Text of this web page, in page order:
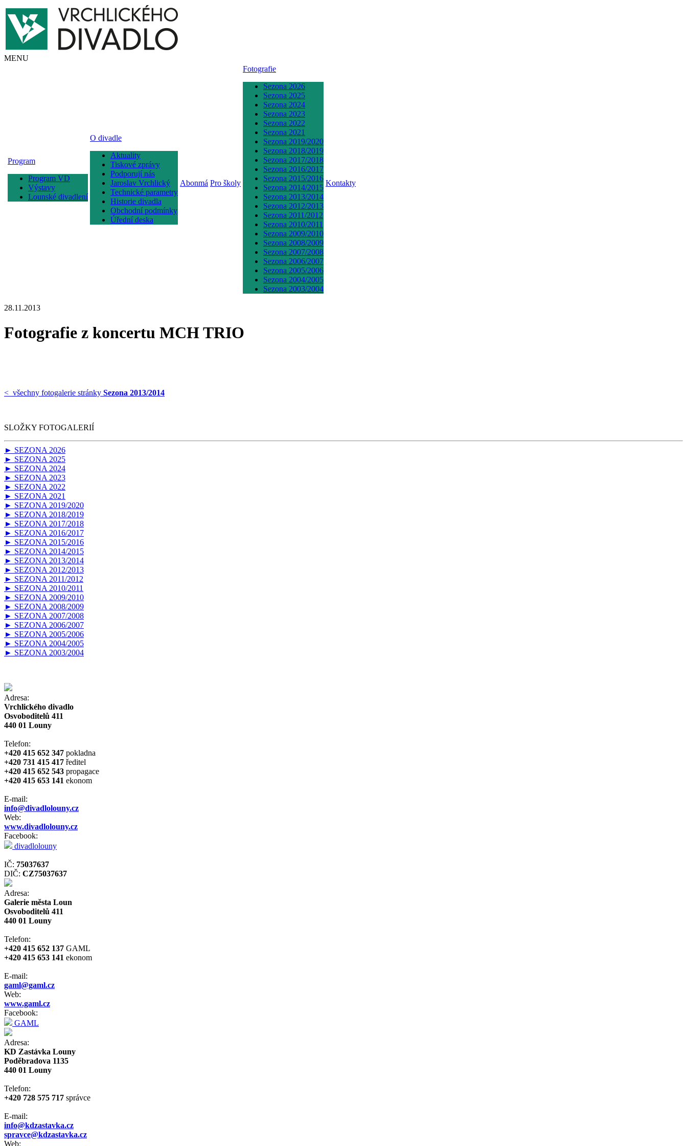
MENU
Program
Program VD
Výstavy
Lounské divadlení
O divadle
Aktuality
Tiskové zprávy
Podporují nás
Jaroslav Vrchlický
Technické parametry
Historie divadla
Obchodní podmínky
Úřední deska
Abonmá Pro školy
Fotografie
Sezona 2026
Sezona 2025
Sezona 2024
Sezona 2023
Sezona 2022
Sezona 2021
Sezona 2019/2020
Sezona 2018/2019
Sezona 2017/2018
Sezona 2016/2017
Sezona 2015/2016
Sezona 2014/2015
Sezona 2013/2014
Sezona 2012/2013
Sezona 2011/2012
Sezona 2010/2011
Sezona 2009/2010
Sezona 2008/2009
Sezona 2007/2008
Sezona 2006/2007
Sezona 2005/2006
Sezona 2004/2005
Sezona 2003/2004
Kontakty
28.11.2013
Fotografie z koncertu MCH TRIO
< všechny fotogalerie stránky Sezona 2013/2014
SLOŽKY FOTOGALERIÍ
► SEZONA 2026
► SEZONA 2025
► SEZONA 2024
► SEZONA 2023
► SEZONA 2022
► SEZONA 2021
► SEZONA 2019/2020
► SEZONA 2018/2019
► SEZONA 2017/2018
► SEZONA 2016/2017
► SEZONA 2015/2016
► SEZONA 2014/2015
► SEZONA 2013/2014
► SEZONA 2012/2013
► SEZONA 2011/2012
► SEZONA 2010/2011
► SEZONA 2009/2010
► SEZONA 2008/2009
► SEZONA 2007/2008
► SEZONA 2006/2007
► SEZONA 2005/2006
► SEZONA 2004/2005
► SEZONA 2003/2004
Adresa:
Vrchlického divadlo
Osvoboditelů 411
440 01 Louny
Telefon:
+420 415 652 347 pokladna
+420 731 415 417 ředitel
+420 415 652 543 propagace
+420 415 653 141 ekonom
E-mail:
info@divadlolouny.cz
Web:
www.divadlolouny.cz
Facebook:
divadlolouny
IČ: 75037637
DIČ: CZ75037637
Adresa:
Galerie města Loun
Osvoboditelů 411
440 01 Louny
Telefon:
+420 415 652 137 GAML
+420 415 653 141 ekonom
E-mail:
gaml@gaml.cz
Web:
www.gaml.cz
Facebook:
GAML
Adresa:
KD Zastávka Louny
Poděbradova 1135
440 01 Louny
Telefon:
+420 728 575 717 správce
E-mail:
info@kdzastavka.cz
spravce@kdzastavka.cz
Web: